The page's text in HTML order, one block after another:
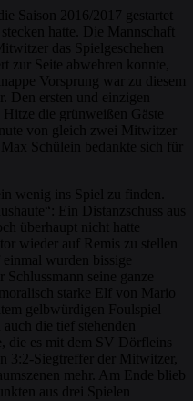
Saison 2016/2017 gestartet
hatte. Die Mannschaft
das Spielgeschehen
zur Seite abwehren konnte,
Vorsprung war zu diesem
ersten und einzigen
die grünweißen Gäste
von gleich zwei Mitwitzer
Schülein bedankte sich für
wenig ins Spiel zu finden.
Ein Distanzschuss aus
überhaupt nicht hatte
wieder auf Remis zu stellen
wurden bissige
seine ganze
starke Elf von Mario
gelbwürdigen Foulspiel
die tief stehenden
die es mit dem SV Dörfleins
3:2-Siegtreffer der Mitwitzer,
mehr. Am Ende blieb
aus drei Spielen